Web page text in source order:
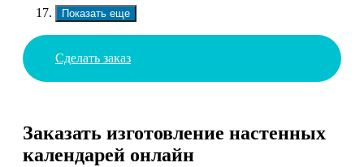
Показать еще
Сделать заказ
Заказать изготовление настенных
календарей онлайн